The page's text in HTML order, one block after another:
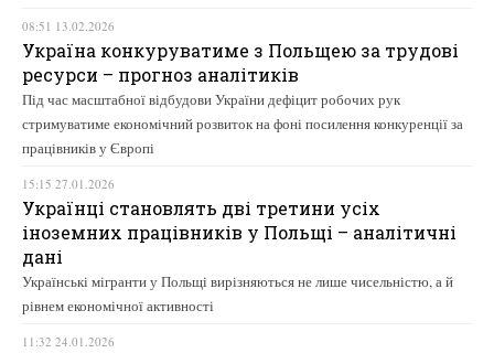
08:51 13.02.2026
Україна конкуруватиме з Польщею за трудові
ресурси – прогноз аналітиків
Під час масштабної відбудови України дефіцит робочих рук
стримуватиме економічний розвиток на фоні посилення конкуренції за
працівників у Європі
15:15 27.01.2026
Українці становлять дві третини усіх
іноземних працівників у Польщі – аналітичні
дані
Українські мігранти у Польщі вирізняються не лише чисельністю, а й
рівнем економічної активності
11:32 24.01.2026